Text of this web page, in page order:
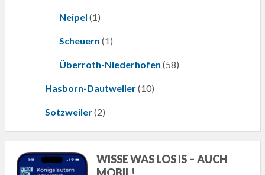
Neipel (1)
Scheuern (1)
Überroth-Niederhofen (58)
Hasborn-Dautweiler(10)
Sotzweiler(2)
WISSE WAS LOS IS – AUCH